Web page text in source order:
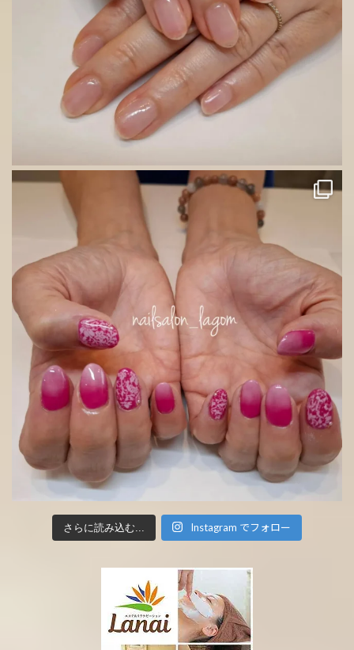
さらに読み込む... Instagram でフォロー